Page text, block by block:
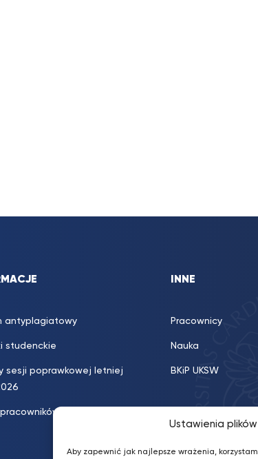
Ustawienia
Aby zapewnić jak najlepsze wrażenia,
antyplagiatowy
studenckie
sesji poprawkowej letniej
INNE
Pracownicy
Nauka
BKiP UKSW